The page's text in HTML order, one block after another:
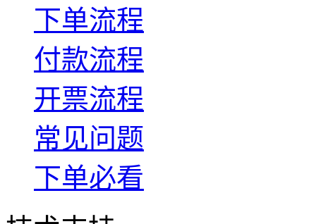
下单流程
付款流程
开票流程
常见问题
下单必看